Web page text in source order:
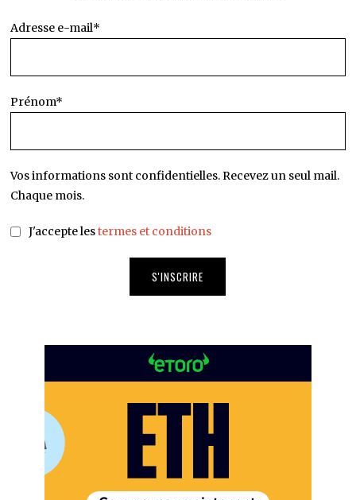
Adresse e-mail*
Prénom*
Vos informations sont confidentielles. Recevez un seul mail.
Chaque mois.
J'accepte lestermes et conditions